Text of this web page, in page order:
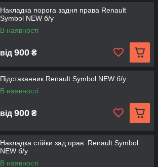
Накладка порога задня права Renault
Symbol NEW б/у
В наявності
від 900 ₴
Підстаканник Renault Symbol NEW б/у
В наявності
від 900 ₴
Накладка стійки зад.прав. Renault Symbol
NEW б/у
В наявності